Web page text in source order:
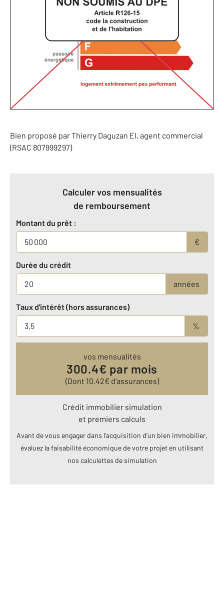
Bien proposé parThierry Daguzan EI, agent commercial
(RSAC 807999297)
Calculer vos mensualités
de remboursement
Montant du prêt :
€
Durée du crédit
années
Taux d'intérêt (hors assurances)
%
vos mensualités
300.4€ par mois
(Dont 10.42€ d’assurances)
Crédit immobilier simulation
et premiers calculs
Avant de vous engager dans l’acquisition d’un bien immobilier,
évaluez la faisabilité économique de votre projet en utilisant
nos calculettes de simulation